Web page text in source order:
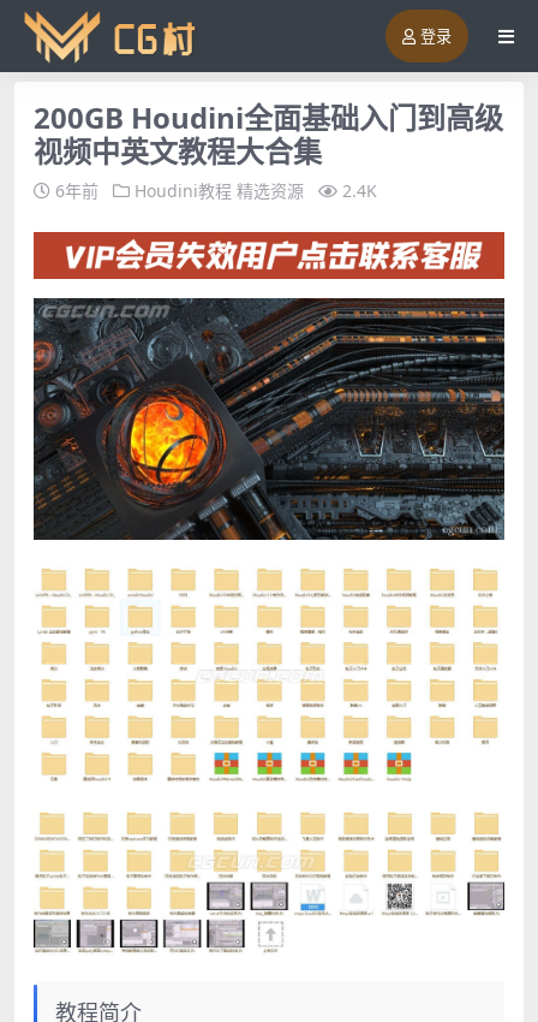
登录
200GB Houdini全面基础入门到高级
视频中英文教程大合集
6年前 Houdini教程 精选资源 2.4K
教程简介